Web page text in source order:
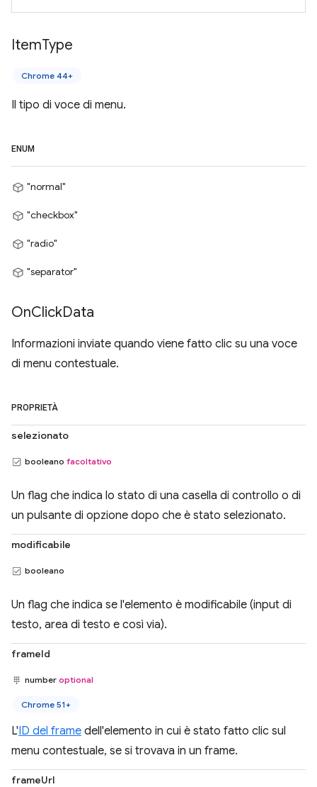
ItemType
Chrome 44+
Il tipo di voce di menu.
ENUM
"normal"
"checkbox"
"radio"
"separator"
OnClickData
Informazioni inviate quando viene fatto clic su una voce
di menu contestuale.
PROPRIETÀ
selezionato
booleano facoltativo
Un flag che indica lo stato di una casella di controllo o di
un pulsante di opzione dopo che è stato selezionato.
modificabile
booleano
Un flag che indica se l'elemento è modificabile (input di
testo, area di testo e così via).
frameId
number optional
Chrome 51+
L'ID del frame dell'elemento in cui è stato fatto clic sul
menu contestuale, se si trovava in un frame.
frameUrl